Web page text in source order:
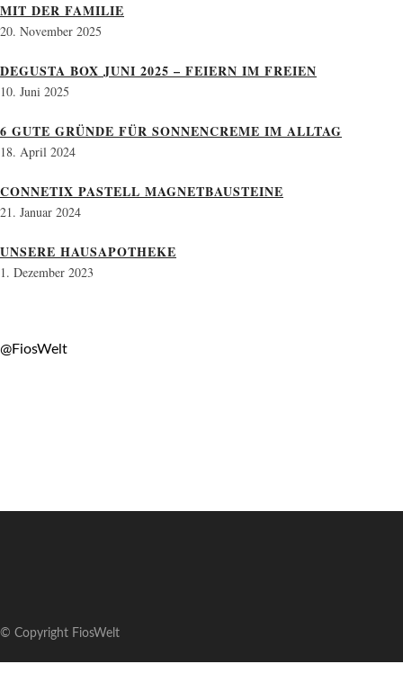
MIT DER FAMILIE
20. November 2025
DEGUSTA BOX JUNI 2025 – FEIERN IM FREIEN
10. Juni 2025
6 GUTE GRÜNDE FÜR SONNENCREME IM ALLTAG
18. April 2024
CONNETIX PASTELL MAGNETBAUSTEINE
21. Januar 2024
UNSERE HAUSAPOTHEKE
1. Dezember 2023
@FiosWelt
© Copyright FiosWelt